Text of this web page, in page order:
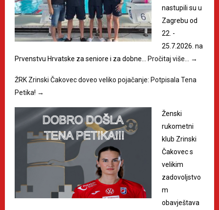
nastupili su u
Zagrebu od
22. -
25.7.2026. na
Prvenstvu Hrvatske za seniore i za dobne…
Pročitaj više… →
ŽRK Zrinski Čakovec doveo veliko pojačanje: Potpisala Tena
Petika! →
Ženski
rukometni
klub Zrinski
Čakovec s
velikim
zadovoljstvo
m
obavještava